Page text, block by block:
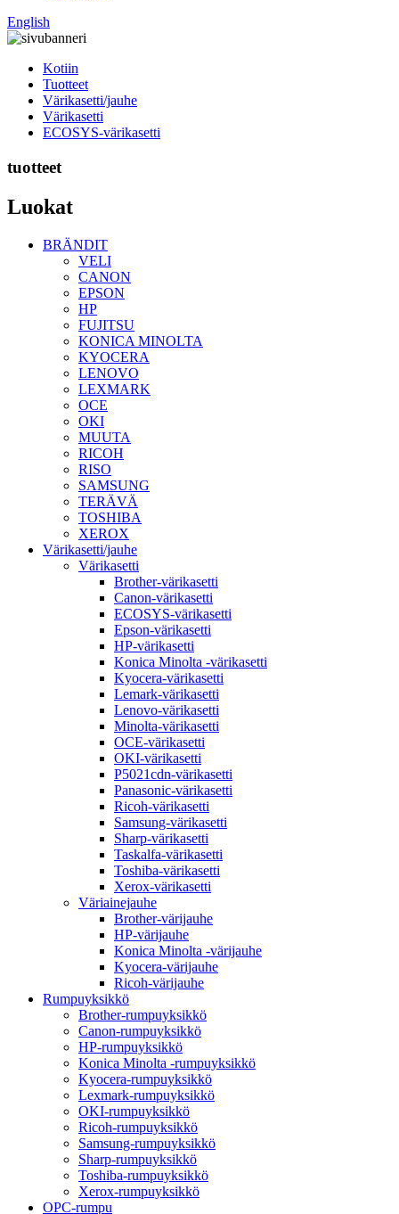
English
Kotiin
Tuotteet
Värikasetti/jauhe
Värikasetti
ECOSYS-värikasetti
tuotteet
Luokat
BRÄNDIT
VELI
CANON
EPSON
HP
FUJITSU
KONICA MINOLTA
KYOCERA
LENOVO
LEXMARK
OCE
OKI
MUUTA
RICOH
RISO
SAMSUNG
TERÄVÄ
TOSHIBA
XEROX
Värikasetti/jauhe
Värikasetti
Brother-värikasetti
Canon-värikasetti
ECOSYS-värikasetti
Epson-värikasetti
HP-värikasetti
Konica Minolta -värikasetti
Kyocera-värikasetti
Lemark-värikasetti
Lenovo-värikasetti
Minolta-värikasetti
OCE-värikasetti
OKI-värikasetti
P5021cdn-värikasetti
Panasonic-värikasetti
Ricoh-värikasetti
Samsung-värikasetti
Sharp-värikasetti
Taskalfa-värikasetti
Toshiba-värikasetti
Xerox-värikasetti
Väriainejauhe
Brother-värijauhe
HP-värijauhe
Konica Minolta -värijauhe
Kyocera-värijauhe
Ricoh-värijauhe
Rumpuyksikkö
Brother-rumpuyksikkö
Canon-rumpuyksikkö
HP-rumpuyksikkö
Konica Minolta -rumpuyksikkö
Kyocera-rumpuyksikkö
Lexmark-rumpuyksikkö
OKI-rumpuyksikkö
Ricoh-rumpuyksikkö
Samsung-rumpuyksikkö
Sharp-rumpuyksikkö
Toshiba-rumpuyksikkö
Xerox-rumpuyksikkö
OPC-rumpu